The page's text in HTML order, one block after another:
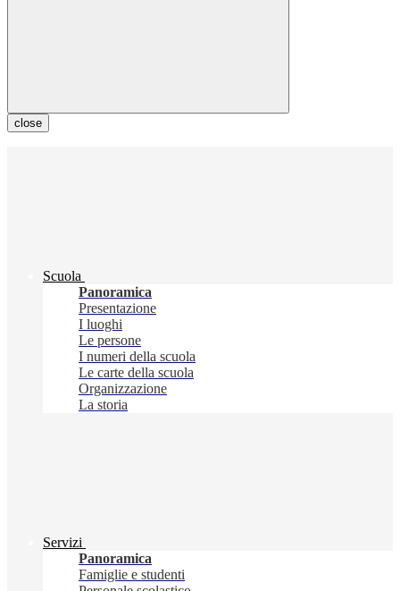
close
Scuola
Panoramica
Presentazione
I luoghi
Le persone
I numeri della scuola
Le carte della scuola
Organizzazione
La storia
Servizi
Panoramica
Famiglie e studenti